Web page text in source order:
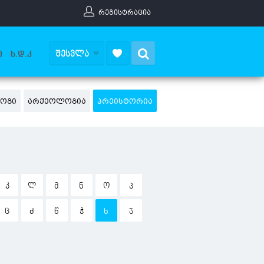
ᲠᲔᲒᲘᲡᲢᲠᲐᲪᲘᲐ
Ხ.Დ.Კ ᲨᲔᲡᲕᲚᲐ
ᲐᲠᲥᲔᲝᲚᲝᲒᲘᲐ ᲞᲠᲔᲘᲡᲢᲝᲠᲘᲐ
Კ Ლ Მ Ნ Ო Პ
Ც Ძ Წ Ჭ Ხ Ჯ